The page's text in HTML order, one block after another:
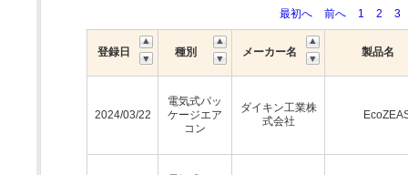
最初へ
前へ 1 2 3
登録日 種別 メーカー名 製品名
2024/03/22
電気式パッ
ケージエア
コン
ダイキン工業株
式会社